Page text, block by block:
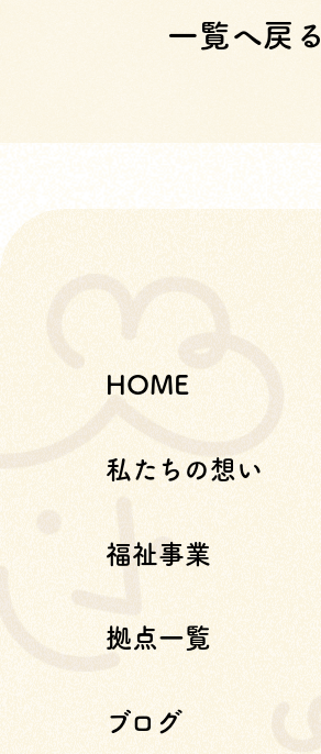
一覧へ戻る
HOME
私たちの想い
福祉事業
拠点一覧
ブログ